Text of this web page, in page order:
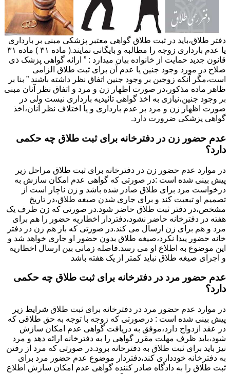
دفتر طلاق،باید در ثبت طلاق گواهی معتبر پزشکی مبنی بر بارداری
یا عدم بارداری زوجه را مطالبه و بایگانی نمایند.( ماده ۳۱ ) ماده ۳۱
قانون جدید حمایت از خانواده بیان میدارد : ” ارائه گواهی پزشک ذی
صلاح در مورد وجود جنین یا عدم آن برای ثبت طلاق الزامی
است،مگر آنکه زوجین بر وجود جنین اتفاق نظر داشته باشند ” بنا بر
ظاهر ماده مذکور،در صورت اظهار زن و مرد و اتفاق نظر آنان مبنی
بر وجود جنین،نیازی به اخذ گواهی تائیدیه بارداری نیست ولی در
صورت اظهار زن و مرد بر عدم بارداری و یا اختلاف نظر آنان،اخذ
گواهی پزشکی ضرورت دارد.
عدم حضور زن در دفترخانه برای ثبت طلاق چه حکمی
دارد؟
در موارد عدم حضور زن در دفترخانه برای ثبت طلاق مراحل زیر
پیش بینی شده است :در صورتی که گواهی عدم امکان سازش به
درخواست مرد برای طلاق صادر شده باشد و زن ناچار است از
تصمیم او تبعیت کند و برای جاری شدن صیغه طلاق،در تاریخ
مشخص،در دفتر ثبت طلاق حاضر شود.در صورتی که زن ظرف یک
هفته در دفترخانه حاضر نشود،دفتردار اخطاریه حضور را هم برای
مرد و هم برای زن ارسال می کند.در صورتی که باز هم زن در دفتر
خانه حضور پیدا نکرد،صیغه طلاق بدون حضور او جاری خواهد شد و
این موضوع به اطلاع او می رسد.فاصله زمانی بین ارسال اخطاریه
و اجرای صیغه طلاق نباید کمتر از یک هفته باشد
عدم حضور مرد در دفترخانه برای ثبت طلاق چه حکمی
دارد؟
در موارد عدم حضور مرد در دفترخانه برای ثبت طلاق شرایط زیر
پیش بینی شده است : درصورتی که زوجه با توجه به حق طلاقی که
در عقد ازدواج دارد،موفق به دریافت گواهی عدم امکان سازش
شود،باید ظرف مهلت مقرر گواهی را به دفترخانه ارائه دهد و مرد
نیز باید برای ثبت طلاق به دفترخانه برود.در صورتی که مرد از رفتن
به دفترخانه خودداری کند،دفتردار موضوع عدم حضور مرد برای
ثبت طلاق را به دادگاه صادر کننده گواهی عدم امکان سازش اطلاع